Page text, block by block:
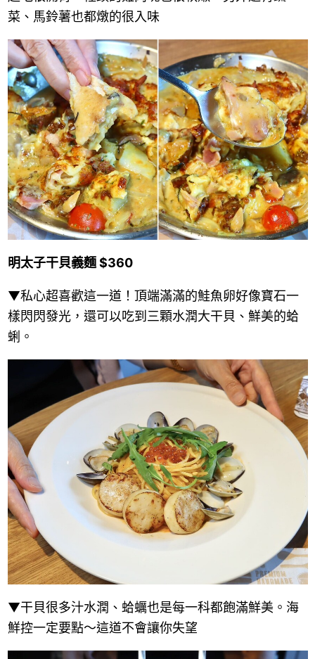
菜、馬鈴薯也都燉的很入味
明太子干貝義麵 $360
▼私心超喜歡這一道！頂端滿滿的鮭魚卵好像寶石一
樣閃閃發光，還可以吃到三顆水潤大干貝、鮮美的蛤
蜊。
▼干貝很多汁水潤、蛤蠣也是每一科都飽滿鮮美。海
鮮控一定要點～這道不會讓你失望